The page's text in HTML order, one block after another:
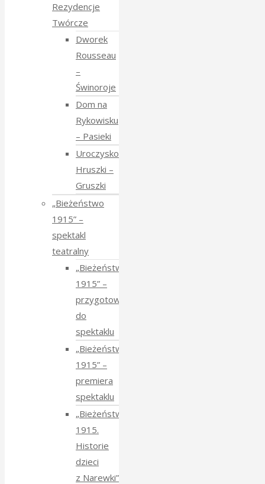
Rezydencje
Twórcze
Dworek
Rousseau
–
Świnoroje
Dom na
Rykowisku
– Pasieki
Uroczysko
Hruszki –
Gruszki
„Bieżeństwo
1915” –
spektakl
teatralny
„Bieżeństwo
1915” –
przygotowania
do
spektaklu
„Bieżeństwo
1915” –
premiera
spektaklu
„Bieżeństwo
1915.
Historie
dzieci
z Narewki”